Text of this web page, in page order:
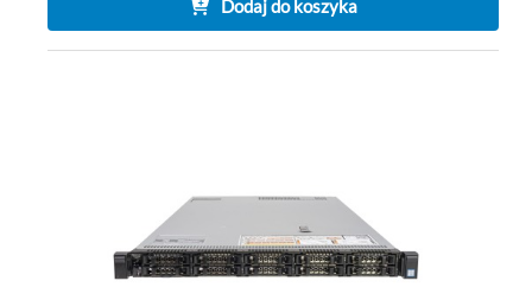
Dodaj do koszyka